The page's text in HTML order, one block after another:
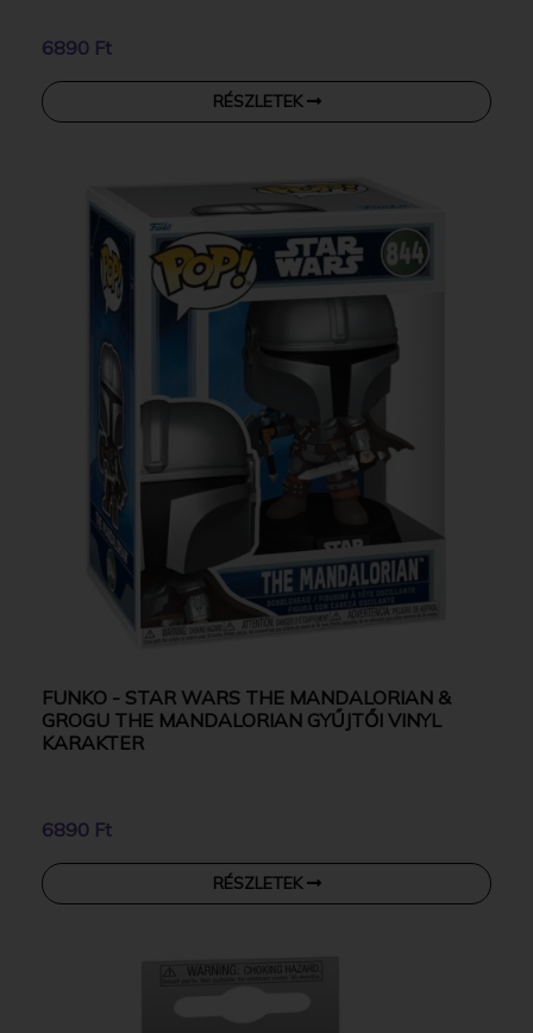
6890 Ft
RÉSZLETEK
FUNKO - STAR WARS THE MANDALORIAN &
GROGU THE MANDALORIAN GYŰJTŐI VINYL
KARAKTER
6890 Ft
RÉSZLETEK